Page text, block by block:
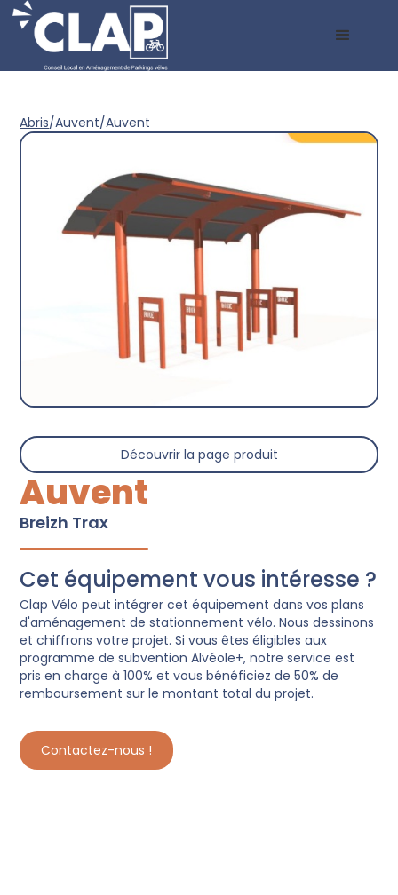
Abris/Auvent/Auvent
Découvrir la page produit
Auvent
Breizh Trax
Cet équipement vous intéresse ?
Clap Vélo peut intégrer cet équipement dans vos plans
d'aménagement de stationnement vélo. Nous dessinons
et chiffrons votre projet. Si vous êtes éligibles aux
programme de subvention Alvéole+, notre service est
pris en charge à 100% et vous bénéficiez de 50% de
remboursement sur le montant total du projet.
Contactez-nous !